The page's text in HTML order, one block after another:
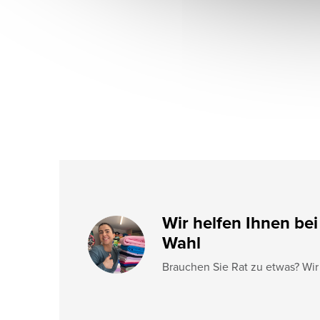
Wir helfen Ihnen
Wahl
Brauchen Sie Rat zu etwas?